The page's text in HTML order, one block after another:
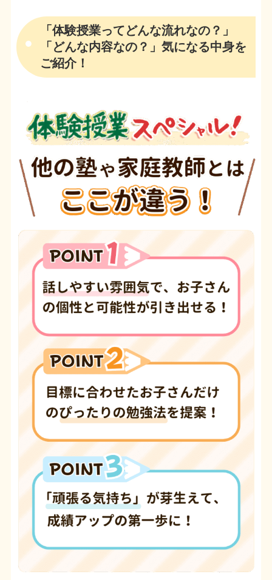
「体験授業ってどんな流れなの？」
「どんな内容なの？」気になる中身を
ご紹介！